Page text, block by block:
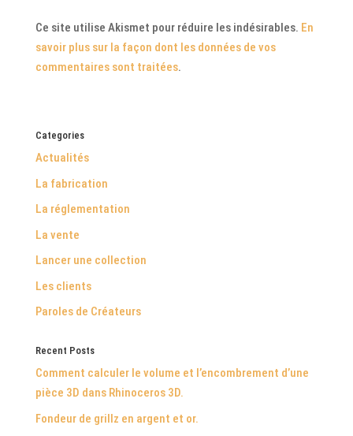
Ce site utilise Akismet pour réduire les indésirables. En
savoir plus sur la façon dont les données de vos
commentaires sont traitées.
Categories
Actualités
La fabrication
La réglementation
La vente
Lancer une collection
Les clients
Paroles de Créateurs
Recent Posts
Comment calculer le volume et l’encombrement d’une
pièce 3D dans Rhinoceros 3D.
Fondeur de grillz en argent et or.